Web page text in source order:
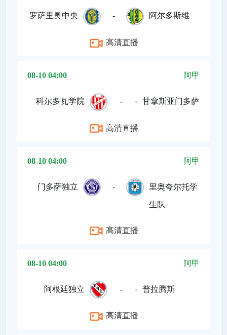
罗萨里奥中央 - 阿尔多斯维
高清直播
08-10 04:00 阿甲
科尔多瓦学院 - 甘拿斯亚门多萨
高清直播
08-10 04:00 阿甲
门多萨独立 - 里奥夸尔托学
生队
高清直播
08-10 04:00 阿甲
阿根廷独立 - 普拉腾斯
高清直播